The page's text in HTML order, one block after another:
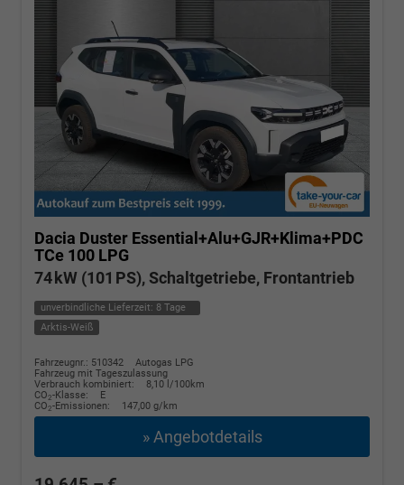
Dacia Duster Essential+Alu+GJR+Klima+PDC
TCe 100 LPG
74 kW (101 PS), Schaltgetriebe, Frontantrieb
unverbindliche Lieferzeit: 8 Tage
Arktis-Weiß
Fahrzeugnr.: 510342
Autogas LPG
Fahrzeug mit Tageszulassung
Verbrauch kombiniert:
8,10 l/100km
CO2-Klasse:
E
CO2-Emissionen: 147,00 g/km
» Angebotdetails